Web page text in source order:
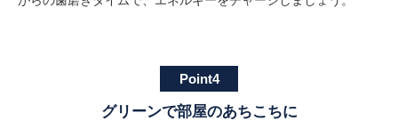
Point4
グリーンで部屋のあちこちに